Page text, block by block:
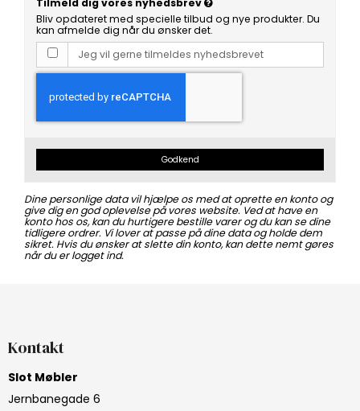
Bliv opdateret med specielle tilbud og nye produkter. Du
kan afmelde dig når du ønsker det.
Jeg vil gerne tilmeldes nyhedsbrevet
Godkend
Dine personlige data vil hjælpe os med at oprette en konto og
give dig en god oplevelse på vores website. Ved at have en
konto hos os, kan du hurtigere bestille varer og du kan se dine
tidligere ordrer. Vi lover at passe på dine data og holde dem
sikret. Hvis du ønsker at slette din konto, kan dette nemt gøres
når du er logget ind.
Kontakt
Slot Møbler
Jernbanegade 6